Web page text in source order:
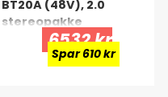
BT20A (48V), 2.0
stereopakke
6532 kr
Spar 610 kr